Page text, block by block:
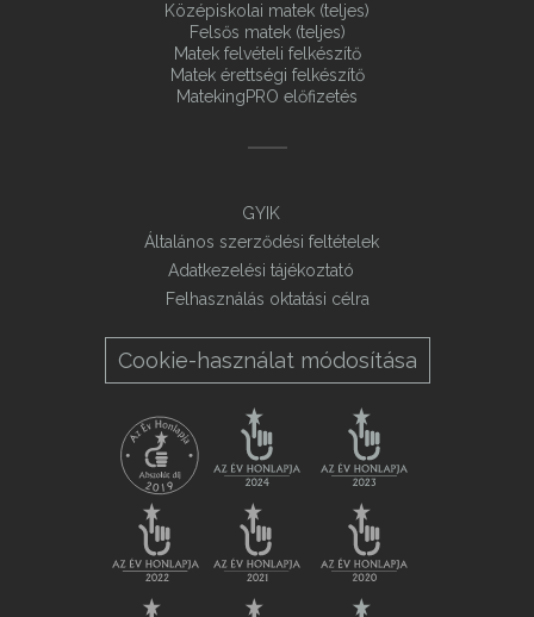
Középiskolai matek (teljes)
Felsős matek (teljes)
Matek felvételi felkészítő
Matek érettségi felkészítő
MatekingPRO előfizetés
GYIK
Általános szerződési feltételek
Adatkezelési tájékoztató
Felhasználás oktatási célra
Cookie-használat módosítása